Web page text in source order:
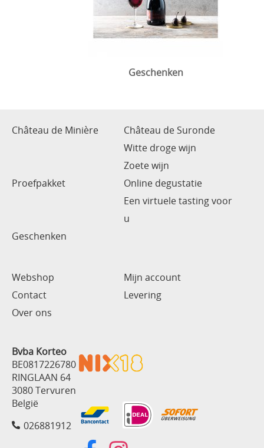
Geschenken
Château de Minière
Château de Suronde
Witte droge wijn
Zoete wijn
Proefpakket
Online degustatie
Een virtuele tasting voor
u
Geschenken
Webshop
Mijn account
Contact
Levering
Over ons
Bvba Korteo
BE0817226780
RINGLAAN 64
3080 Tervuren
België
026881912